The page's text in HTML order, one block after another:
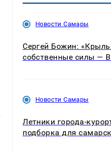
Новости Самары
Сергей Божин:
собственные силы —
Новости Самары
Летники города-
подборка для